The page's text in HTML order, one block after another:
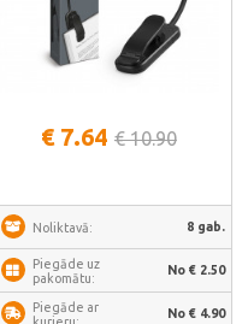
€ 7.64 € 10.90
Noliktavā: 8 gab.
Piegāde uz
pakomātu:
No € 2.50
Piegāde ar
No € 4.90